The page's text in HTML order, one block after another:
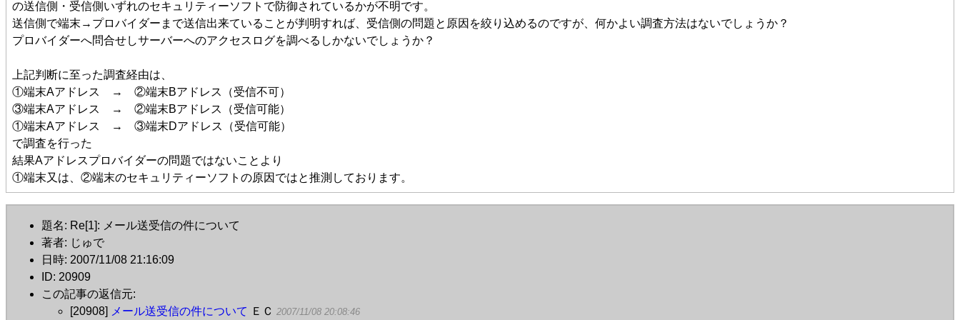
の送信側・受信側いずれのセキュリティーソフトで防御されているかが不明です。
送信側で端末→プロバイダーまで送信出来ていることが判明すれば、受信側の問題と原因を絞り込めるのですが、何かよい調査方法はないでしょうか？
プロバイダーへ問合せしサーバーへのアクセスログを調べるしかないでしょうか？
上記判断に至った調査経由は、
①端末Aアドレス → ②端末Bアドレス（受信不可）
③端末Aアドレス → ②端末Bアドレス（受信可能）
①端末Aアドレス → ③端末Dアドレス（受信可能）
で調査を行った
結果Aアドレスプロバイダーの問題ではないことより
①端末又は、②端末のセキュリティーソフトの原因ではと推測しております。
題名: Re[1]: メール送受信の件について
著者: じゅで
日時: 2007/11/08 21:16:09
ID: 20909
この記事の返信元:
[20908] メール送受信の件について ＥＣ 2007/11/08 20:08:46